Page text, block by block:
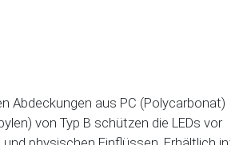
Abdeckungen aus PC (Polycarbonat)
von Typ B schützen die LEDs vor